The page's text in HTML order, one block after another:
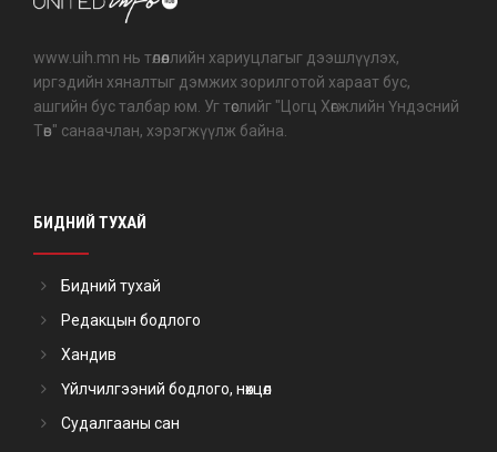
www.uih.mn нь төлөөллийн хариуцлагыг дээшлүүлэх,
иргэдийн хяналтыг дэмжих зорилготой хараат бус,
ашгийн бус талбар юм. Уг төслийг "Цогц Хөгжлийн Үндэсний
Төв" санаачлан, хэрэгжүүлж байна.
БИДНИЙ ТУХАЙ
Бидний тухай
Редакцын бодлого
Хандив
Үйлчилгээний бодлого, нөхцөл
Судалгааны сан